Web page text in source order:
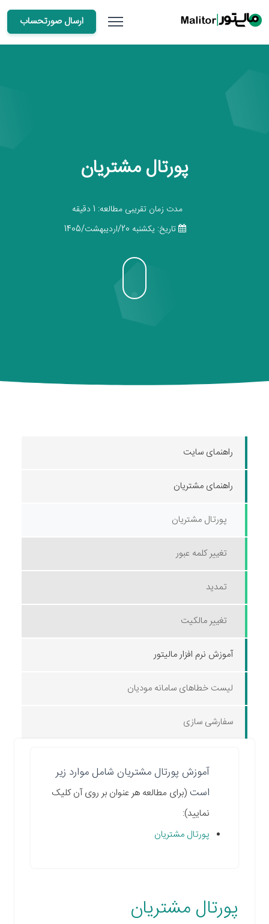
ارسال صورتحساب
پورتال مشتریان
مدت زمان تقریبی مطالعه: 1 دقیقه
تاریخ: يكشنبه 20/اردیبهشت/1405
راهنمای سایت
راهنمای مشتریان
پورتال مشتریان
تغییر کلمه عبور
تمدید
تغییر مالکیت
آموزش نرم افزار مالیتور
لیست خطاهای سامانه مودیان
سفارشی سازی
آموزش پورتال مشتریان شامل موارد زیر
است (برای مطالعه هر عنوان بر روی آن کلیک
نمایید):
پورتال مشتریان
پورتال مشتریان